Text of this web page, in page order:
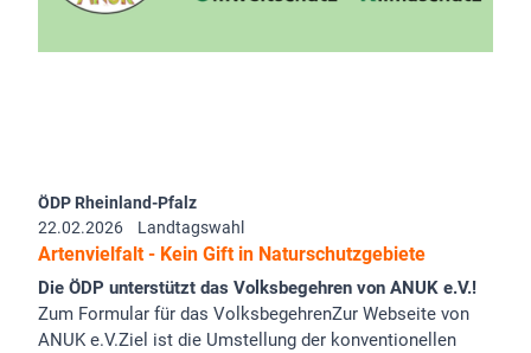
ÖDP Rheinland-Pfalz
22.02.2026
Landtagswahl
Artenvielfalt - Kein Gift in Naturschutzgebiete
Die ÖDP unterstützt das Volksbegehren von ANUK e.V.!
Zum Formular für das VolksbegehrenZur Webseite von
ANUK e.V.Ziel ist die Umstellung der konventionellen